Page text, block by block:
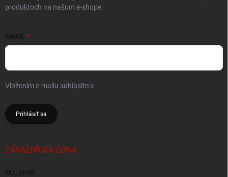
produktoch na našom e-shope.
EMAIL
Vložením e-mailu súhlasíte s
Prihlásiť sa
ZÁKAZNÍCKA ZÓNA
Môj profil